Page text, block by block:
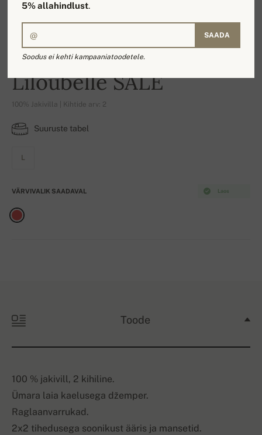
-16%
Liloubelle SALE
100% Jakivilla | Kihtide arv: 2
Suuruste tabel
L
Laos
VÄRVIVALIK SAADAVAL
Toode
100 % jakivill, 2 kihiline.
Ümara laia kaelusega džemper.
Raglaanvarrukad.
2x2 tihedusega soonikust ääris ja mansetid.
5% allahindlust.
SAADA
Soodus ei kehti kampaaniatoodetele.